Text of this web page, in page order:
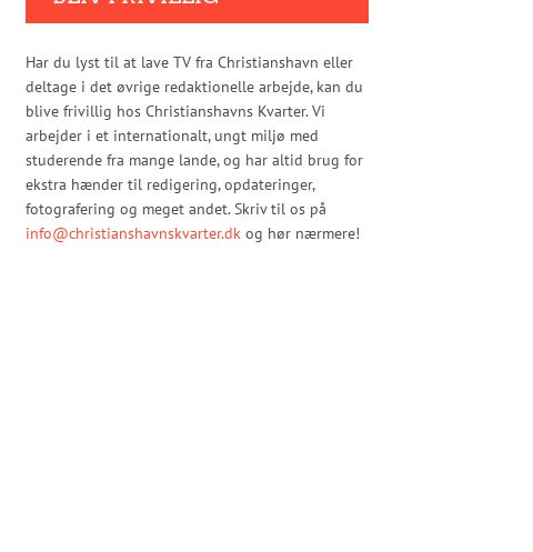
Har du lyst til at lave TV fra Christianshavn eller
deltage i det øvrige redaktionelle arbejde, kan du
blive frivillig hos Christianshavns Kvarter. Vi
arbejder i et internationalt, ungt miljø med
studerende fra mange lande, og har altid brug for
ekstra hænder til redigering, opdateringer,
fotografering og meget andet. Skriv til os på
info@christianshavnskvarter.dkog hør nærmere!